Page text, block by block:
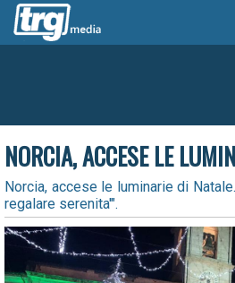
NORCIA, ACCESE LE
Norcia, accese le luminarie di
regalare serenita'".